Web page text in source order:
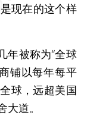
现在的这个样
被称为“全球
铺以每年每平
球，远超美国
大道。